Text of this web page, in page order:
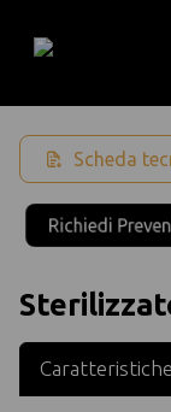
Scheda
Richiedi